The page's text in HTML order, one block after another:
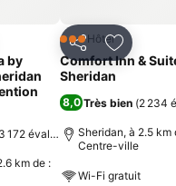
à mes favoris
by
172 évaluations)
km de :
PartagerAjouter
3 ÉtoilesHôtel
Comfort Inn &
Sheridan
8,0 Très bien (2 234
Sheridan, à 2.5 km
Centre-ville
Wi-Fi gratuit